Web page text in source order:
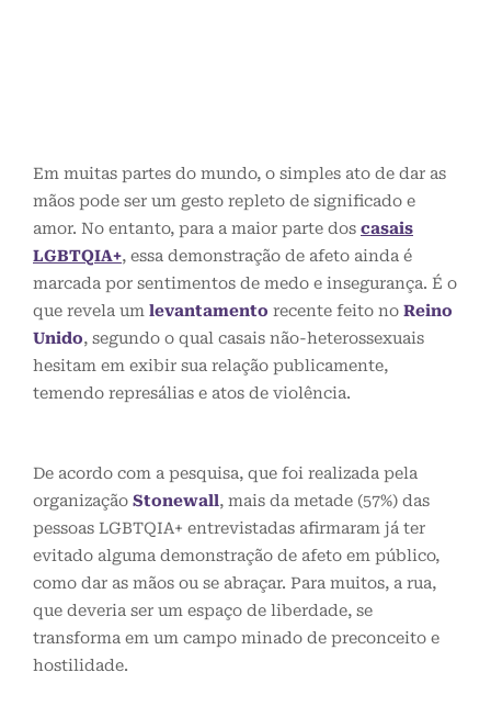
Em muitas partes do mundo, o simples ato de dar as
mãos pode ser um gesto repleto de significado e
amor. No entanto, para a maior parte dos casais
LGBTQIA+, essa demonstração de afeto ainda é
marcada por sentimentos de medo e insegurança. É o
que revela um levantamento recente feito no Reino
Unido, segundo o qual casais não-heterossexuais
hesitam em exibir sua relação publicamente,
temendo represálias e atos de violência.
De acordo com a pesquisa, que foi realizada pela
organização Stonewall, mais da metade (57%) das
pessoas LGBTQIA+ entrevistadas afirmaram já ter
evitado alguma demonstração de afeto em público,
como dar as mãos ou se abraçar. Para muitos, a rua,
que deveria ser um espaço de liberdade, se
transforma em um campo minado de preconceito e
hostilidade.